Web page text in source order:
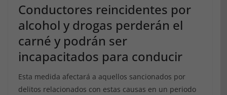
Conductores reincidentes por
alcohol y drogas perderán el
carné y podrán ser
incapacitados para conducir
Esta medida afectará a aquellos sancionados por
delitos relacionados con estas causas en un periodo